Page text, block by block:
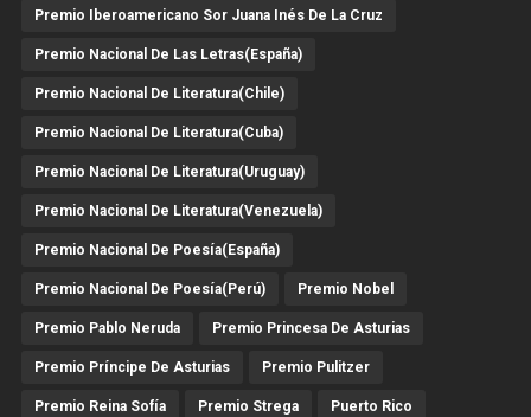
Premio Iberoamericano Sor Juana Inés De La Cruz
Premio Nacional De Las Letras(España)
Premio Nacional De Literatura(Chile)
Premio Nacional De Literatura(Cuba)
Premio Nacional De Literatura(Uruguay)
Premio Nacional De Literatura(Venezuela)
Premio Nacional De Poesía(España)
Premio Nacional De Poesía(Perú) Premio Nobel
Premio Pablo Neruda Premio Princesa De Asturias
Premio Príncipe De Asturias Premio Pulitzer
Premio Reina Sofía Premio Strega Puerto Rico